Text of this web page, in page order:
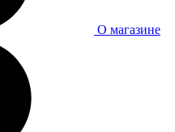
О магазине